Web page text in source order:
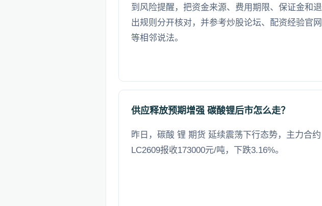
到风险提醒，把资金来源、费用期限、保证金和退
出规则分开核对，并参考炒股论坛、配资经验官网
等相邻说法。
供应释放预期增强 碳酸锂后市怎么走？
昨日，碳酸 锂 期货 延续震荡下行态势，主力合约
LC2609报收173000元/吨，下跌3.16%。